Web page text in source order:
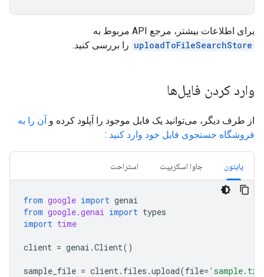
برای اطلاعات بیشتر، مرجع API مربوط به
uploadToFileSearchStore را بررسی کنید.
وارد کردن فایل‌ها
از طرف دیگر، می‌توانید یک فایل موجود را آپلود کرده و آن را به
فروشگاه جستجوی فایل خود وارد کنید :
پایتون جاوا اسکریپت استراحت
from google import genai
from google.genai import types
import time
client = genai .Client()
sample_file = client. files .upload(file=